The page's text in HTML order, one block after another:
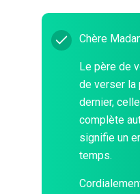
Chère
Le père de
de verser la
dernier,
complète
signifie un
temps.